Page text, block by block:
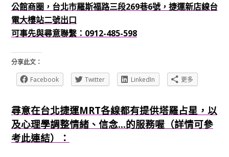
公館商圈，台北市羅斯福路三段269巷6號，捷運新店線台
電大樓站二號出口
可事先與尋意聯繫：0912-485-598
分享此文：
Facebook
Twitter LinkedIn 更多
尋意在台北捷運MRT各線都有提供塔羅占星，以
及心理學調整情緒、信念...的服務喔（詳情可參
考此連結）：